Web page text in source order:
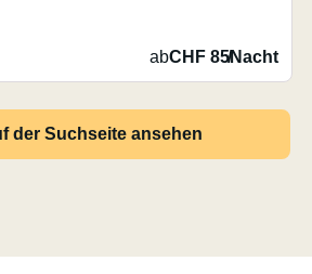
abCHF 85/Nacht
der Suchseite ansehen